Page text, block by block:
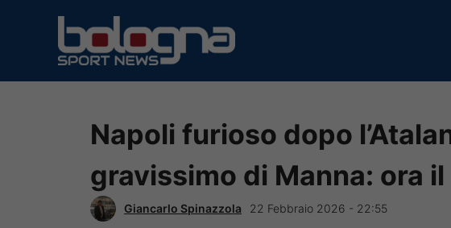
contenuto
Napoli furioso dopo
gravissimo di Manna: ora
Giancarlo Spinazzola 22 Febbraio 2026 - 22:55